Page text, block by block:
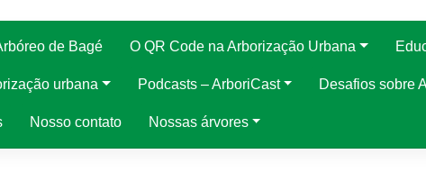
de Bagé O QR Code na Arborização Urbana
urbana Podcasts – ArboriCast Desafios sobre
Nosso contato Nossas árvores